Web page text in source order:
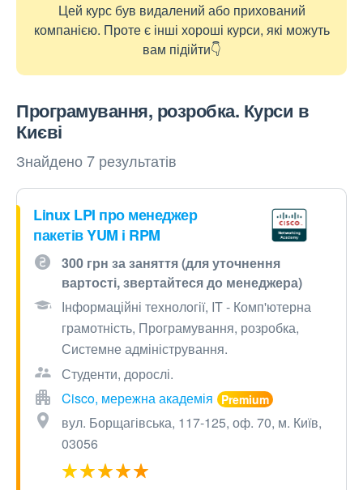
Цей курс був видалений або прихований
компанією. Проте є інші хороші курси, які можуть
вам підійти👇
Програмування, розробка. Курси в
Києві
Знайдено 7 результатів
Linux LPI про менеджер
пакетів YUM і RPM
300 грн за заняття (для уточнення
вартості, звертайтеся до менеджера)
Інформаційні технології, IT - Комп'ютерна
грамотність, Програмування, розробка,
Системне адміністрування.
Студенти, дорослі.
Cisco, мережна академія
вул. Борщагівська, 117-125, оф. 70, м. Київ,
03056